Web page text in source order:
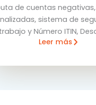
de cuentas
sistema de
trabajo y Número ITIN,
Leer más